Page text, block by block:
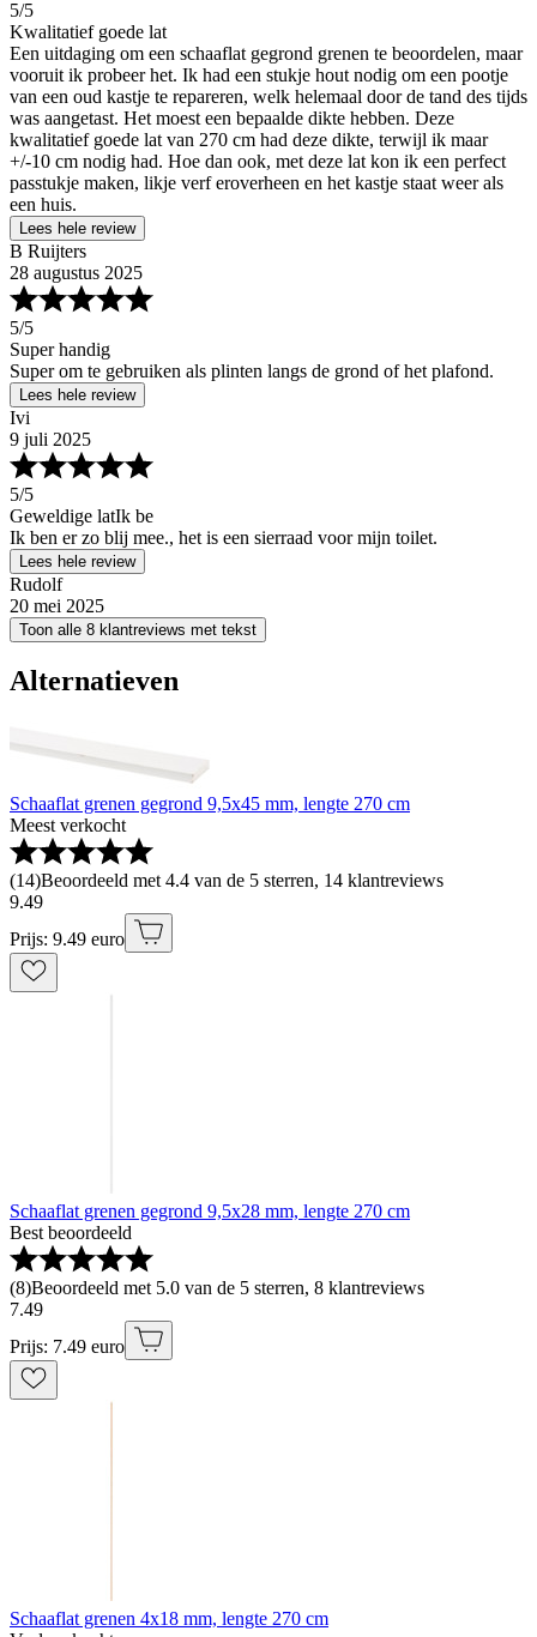
5/5
Kwalitatief goede lat
Een uitdaging om een schaaflat gegrond grenen te beoordelen, maar
vooruit ik probeer het. Ik had een stukje hout nodig om een pootje
van een oud kastje te repareren, welk helemaal door de tand des tijds
was aangetast. Het moest een bepaalde dikte hebben. Deze
kwalitatief goede lat van 270 cm had deze dikte, terwijl ik maar
+/-10 cm nodig had. Hoe dan ook, met deze lat kon ik een perfect
passtukje maken, likje verf eroverheen en het kastje staat weer als
een huis.
Lees hele review
B Ruijters
28 augustus 2025
5/5
Super handig
Super om te gebruiken als plinten langs de grond of het plafond.
Lees hele review
Ivi
9 juli 2025
5/5
Geweldige latIk be
Ik ben er zo blij mee., het is een sierraad voor mijn toilet.
Lees hele review
Rudolf
20 mei 2025
Toon alle 8 klantreviews met tekst
Alternatieven
Schaaflat grenen gegrond 9,5x45 mm, lengte 270 cm
Meest verkocht
(14)Beoordeeld met 4.4 van de 5 sterren, 14 klantreviews
9.49
Prijs: 9.49 euro
Schaaflat grenen gegrond 9,5x28 mm, lengte 270 cm
Best beoordeeld
(8)Beoordeeld met 5.0 van de 5 sterren, 8 klantreviews
7.49
Prijs: 7.49 euro
Schaaflat grenen 4x18 mm, lengte 270 cm